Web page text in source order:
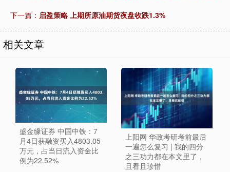
下一篇： 启盈策略 上期所原油期货夜盘收跌1.3%
相关文章
盛金缘证券 中国中铁：7
月4日获融资买入4803.05
万元，占当日流入资金比
例为22.52%
上阳网 华政考研考前最后
一遍怎么复习 | 我的四分
之三功力都在本文里了，
且看且珍惜